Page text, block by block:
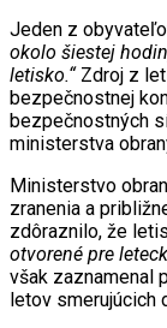
Jeden z
okolo šiestej
letisko.“Zdroj z
bezpečnostnej
bezpečnostných
ministerstva
Ministerstvo
zranenia a
zdôraznilo, že
otvorené pre
však zaznamenal
letov smerujúcich